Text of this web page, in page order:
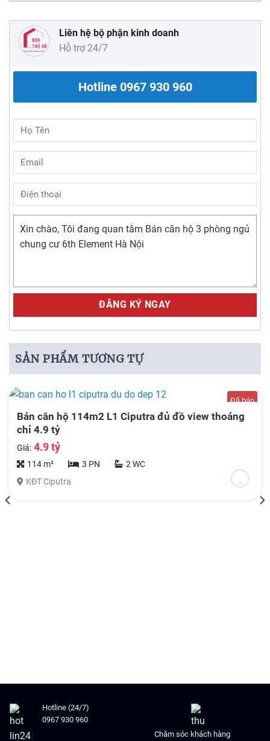
Liên hệ bộ phận kinh doanh
Hỗ trợ 24/7
Hotline 0967 930 960
SẢN PHẨM TƯƠNG TỰ
Đã bán
Bán căn hộ 114m2 L1 Ciputra đủ đồ view thoáng
chỉ 4.9 tỷ
Giá: 4.9 tỷ
114 m² 3 PN
2 WC
KĐT Ciputra
Hotline (24/7)
0967 930 960
Chăm sóc khách hàng